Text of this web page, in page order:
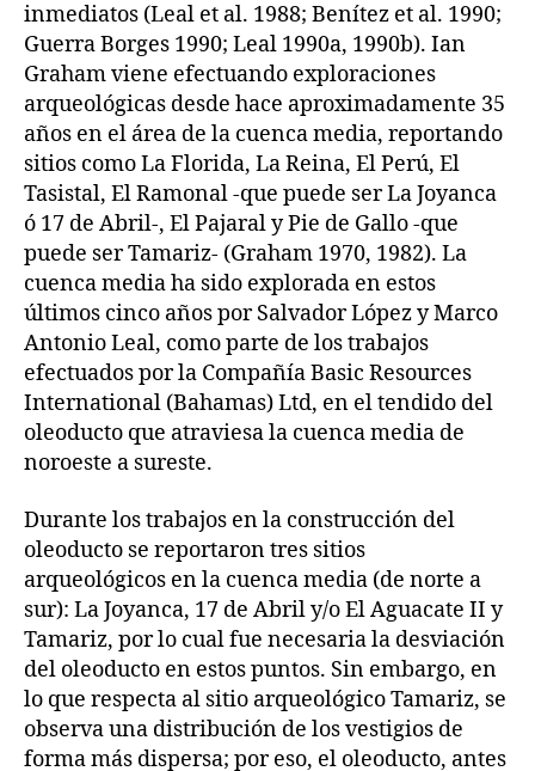
inmediatos (Leal et al. 1988; Benítez et al. 1990;
Guerra Borges 1990; Leal 1990a, 1990b). Ian
Graham viene efectuando exploraciones
arqueológicas desde hace aproximadamente 35
años en el área de la cuenca media, reportando
sitios como La Florida, La Reina, El Perú, El
Tasistal, El Ramonal -que puede ser La Joyanca
ó 17 de Abril-, El Pajaral y Pie de Gallo -que
puede ser Tamariz- (Graham 1970, 1982). La
cuenca media ha sido explorada en estos
últimos cinco años por Salvador López y Marco
Antonio Leal, como parte de los trabajos
efectuados por la Compañía Basic Resources
International (Bahamas) Ltd, en el tendido del
oleoducto que atraviesa la cuenca media de
noroeste a sureste.
Durante los trabajos en la construcción del
oleoducto se reportaron tres sitios
arqueológicos en la cuenca media (de norte a
sur): La Joyanca, 17 de Abril y/o El Aguacate II y
Tamariz, por lo cual fue necesaria la desviación
del oleoducto en estos puntos. Sin embargo, en
lo que respecta al sitio arqueológico Tamariz, se
observa una distribución de los vestigios de
forma más dispersa; por eso, el oleoducto, antes